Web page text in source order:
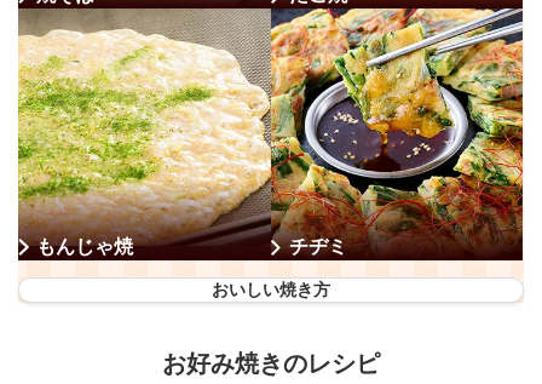
もんじゃ焼 チヂミ
おいしい焼き方
お好み焼きのレシピ